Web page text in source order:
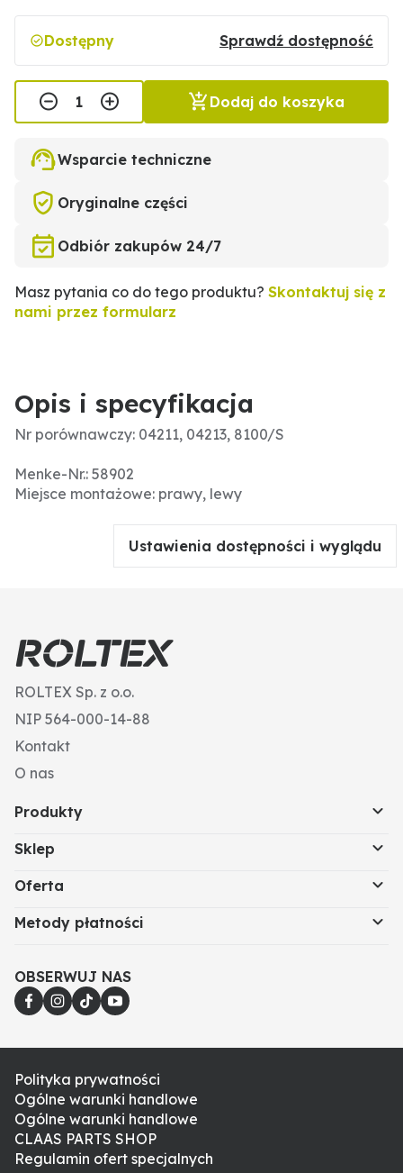
Dostępny Sprawdź dostępność
Dodaj do koszyka
Wsparcie techniczne
Oryginalne części
Odbiór zakupów 24/7
Masz pytania co do tego produktu? Skontaktuj się z
nami przez formularz
Opis i specyfikacja
Nr porównawczy: 04211, 04213, 8100/S
Menke-Nr.: 58902
Miejsce montażowe: prawy, lewy
Ustawienia dostępności i wyglądu
ROLTEX Sp. z o.o.
NIP 564-000-14-88
Kontakt
O nas
Produkty
Sklep
Oferta
Metody płatności
OBSERWUJ NAS
Polityka prywatności
Ogólne warunki handlowe
Ogólne warunki handlowe
CLAAS PARTS SHOP
Regulamin ofert specjalnych